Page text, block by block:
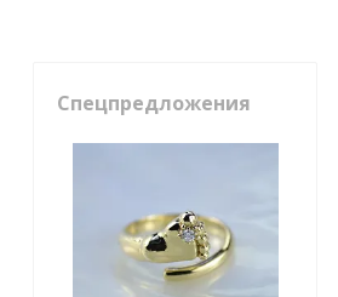
Спецпредложения